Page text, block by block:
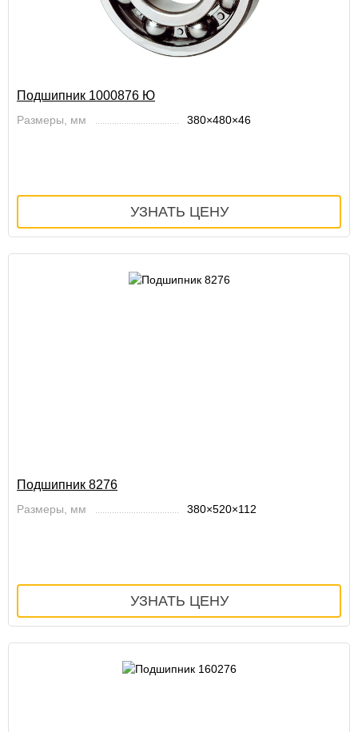
Подшипник 1000876 Ю
Размеры, мм 380×480×46
Подшипник 8276
Размеры, мм 380×520×112